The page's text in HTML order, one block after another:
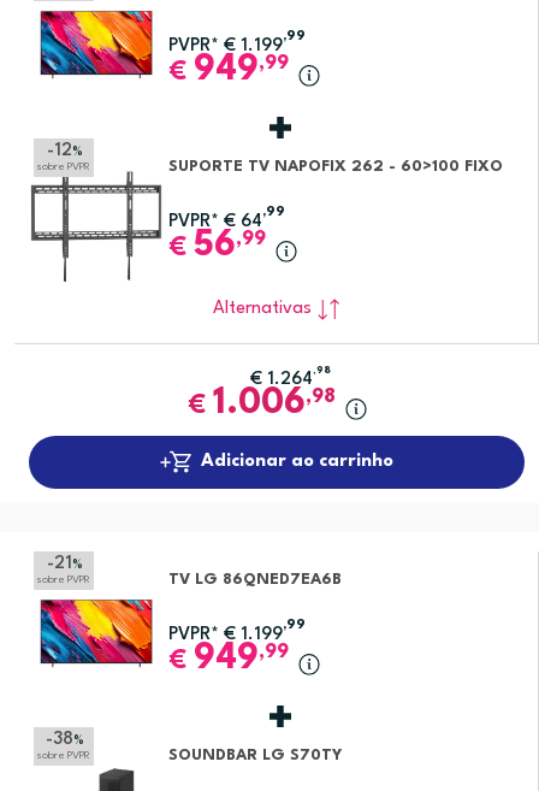
PVPR* € 1.199
,99
€ 949,99
-12 %
sobre PVPR SUPORTE TV NAPOFIX 262 - 60>100 FIXO
PVPR* € 64
,99
€ 56,99
Alternativas
€ 1.264 ,98
€ 1.006,98
Adicionar ao carrinho
-21 %
sobre PVPR TV LG 86QNED7EA6B
PVPR* € 1.199
,99
€ 949,99
-38 %
sobre PVPR SOUNDBAR LG S70TY